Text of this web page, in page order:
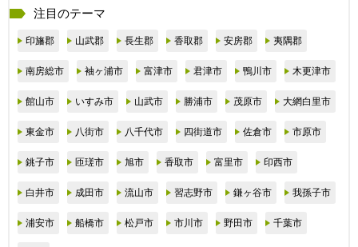
注目のテーマ
印旛郡 山武郡 長生郡 香取郡 安房郡 夷隅郡
南房総市 袖ヶ浦市 富津市 君津市 鴨川市 木更津市
館山市 いすみ市 山武市 勝浦市 茂原市 大網白里市
東金市 八街市 八千代市 四街道市 佐倉市 市原市
銚子市 匝瑳市 旭市 香取市 富里市 印西市
白井市 成田市 流山市 習志野市 鎌ヶ谷市 我孫子市
浦安市 船橋市 松戸市 市川市 野田市 千葉市